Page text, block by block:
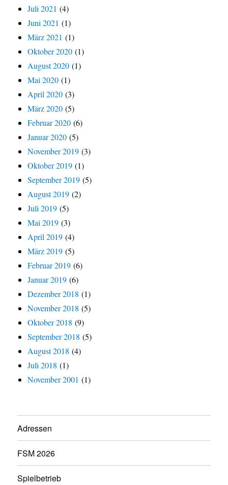
Juli 2021 (4)
Juni 2021 (1)
März 2021 (1)
Oktober 2020 (1)
August 2020 (1)
Mai 2020 (1)
April 2020 (3)
März 2020 (5)
Februar 2020 (6)
Januar 2020 (5)
November 2019 (3)
Oktober 2019 (1)
September 2019 (5)
August 2019 (2)
Juli 2019 (5)
Mai 2019 (3)
April 2019 (4)
März 2019 (5)
Februar 2019 (6)
Januar 2019 (6)
Dezember 2018 (1)
November 2018 (5)
Oktober 2018 (9)
September 2018 (5)
August 2018 (4)
Juli 2018 (1)
November 2001 (1)
Adressen
FSM 2026
Spielbetrieb